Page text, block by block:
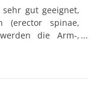
gut geeignet,
(erector spinae,
die Arm-,
trainiert. Diese